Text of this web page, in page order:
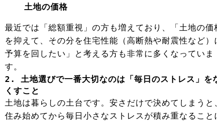
土地の価格
最近では「総額重視」の方も増えており、「土地の価
を抑えて、その分を住宅性能（高断熱や耐震性など）
予算を回したい」と考える方も非常に多くなっていま
す。
2. 土地選びで一番大切なのは「毎日のストレス」を
くすこと
土地は暮らしの土台です。安さだけで決めてしまうと
住み始めてから毎日小さなストレスが積み重なること